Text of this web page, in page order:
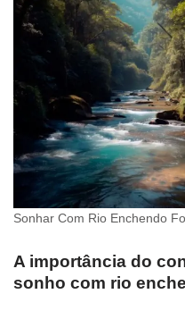
Sonhar Com Rio Enchendo
A importância do
sonho com rio